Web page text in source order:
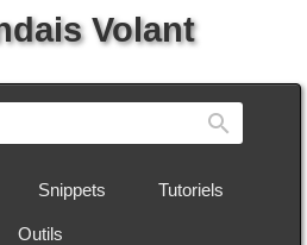
Volant
Snippets Tutoriels
Outils